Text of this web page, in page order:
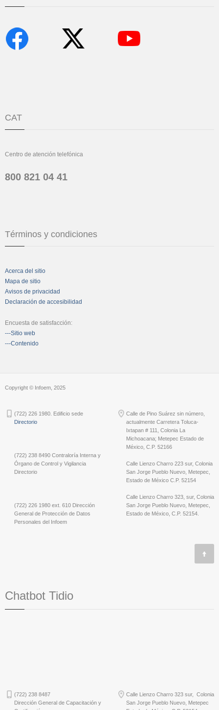
CAT
Centro de atención telefónica
800 821 04 41
Términos y condiciones
Acerca del sitio
Mapa de sitio
Avisos de privacidad
Declaración de accesibilidad
Encuesta de satisfacción:
---Sitio web
---Contenido
Copyright © Infoem, 2025
(722) 226 1980. Edificio sede
Directorio
(722) 238 8490 Contraloría Interna y
Órgano de Control y Vigilancia
Directorio
(722) 226 1980 ext. 610 Dirección
General de Protección de Datos
Personales del Infoem
Calle de Pino Suárez sin número,
actualmente Carretera Toluca-
Ixtapan # 111, Colonia La
Michoacana; Metepec Estado de
México, C.P. 52166
Calle Lienzo Charro 223 sur, Colonia
San Jorge Pueblo Nuevo, Metepec,
Estado de México C.P. 52154
Calle Lienzo Charro 323, sur, Colonia
San Jorge Pueblo Nuevo, Metepec,
Estado de México, C.P. 52154.
Chatbot Tidio
(722) 238 8487
Dirección General de Capacitación y
Calle Lienzo Charro 323 sur, Colonia
San Jorge Pueblo Nuevo, Metepec